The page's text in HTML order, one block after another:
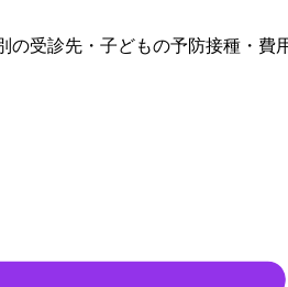
の受診先・子どもの予防接種・費